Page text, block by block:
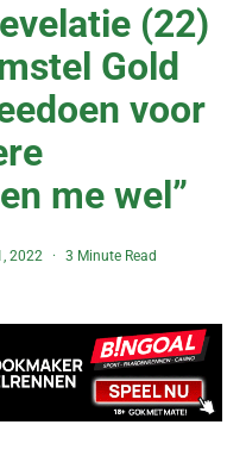
(22)
Gold
voor
me wel”
2022 3 Minute Read